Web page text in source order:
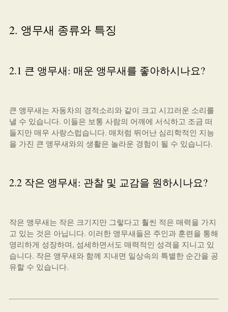
2. 앵무새 종류와 특징
2.1 큰 앵무새: 매운 앵무새를 좋아하시나요?
큰 앵무새는 자동차의 경적소리와 같이 크고 시끄러운 소리를
낼 수 있습니다. 이들은 보통 사람의 어깨에 서식하고 조금 떠
들지만 매우 사랑스럽습니다. 매처럼 뛰어난 심리학적인 지능
을 가진 큰 앵무새와의 생활은 놀라운 경험이 될 수 있습니다.
2.2 작은 앵무새: 관찰 및 교감을 원하시나요?
작은 앵무새는 작은 크기지만 그렇다고 훨씬 적은 매력을 가지
고 있는 것은 아닙니다. 이러한 앵무새들은 주인과 훈련을 통해
영리하게 성장하며, 섬세하면서도 매력적인 성격을 지니고 있
습니다. 작은 앵무새와 함께 지내면 일상속의 특별한 순간을 공
유할 수 있습니다.